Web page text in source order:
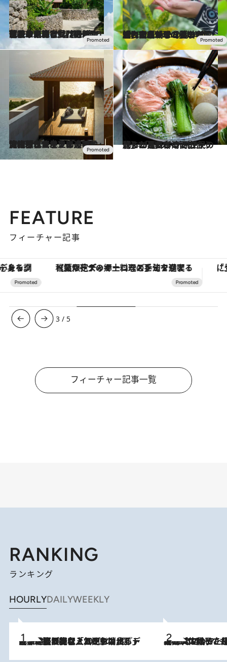
2025.2.22
《続きを読む》【内田也哉子さんの“センス・オブ・ワンダー”な旅】島の暮らしに育まれた伝統文化を未来へと受け継ぐ【星のや竹富島】の新たな取り組み
旅＆お出かけ 2025.2.15
【内田也哉子さんの“センス・オブ・ワンダー”な旅】全長1kmの海岸線に沿って広がる【星のや沖縄】で、琉球の美学と「うとぅいむち」の心に触れる
旅＆お出かけ
2025.2.15
【内田也哉子さんの“センス・オブ・ワンダー”な旅】「グスクウォール」に守られた地上の楽園で、暮らすように過ごす沖縄ラグジュアリーの最高峰
旅＆お出かけ 2024.6.2
【まだ見ぬ台湾に出合う旅】 「星のやグーグァン」からたどる 原住民の暮らしと日本の面影
旅＆お出かけ
FEATURE
フィーチャー記事
【夏限定ディナーコース】旬を迎える稚鮎や花ズッキーニなどをイタリア・トスカーナの郷土料理の手法で満喫！
3 / 5
フィーチャー記事一覧
RANKING
ランキング
HOURLYDAILYWEEKLY
2026.8.5
【なぜ吉沢亮は「気配を消せる」のか？】興行収入208億の『国宝』を経て挑むミュージカル『ディア・エヴァン・ハンセン』。トップ俳優が舞台上でさらけ出した“孤独”とは 2026.8.5
【阿川佐和子さんの年とる力】なぜ70代で始めた趣味は“こんなに楽しい”のか？ ピアノ、俳句…スランプに陥っても続けられる“ある秘訣”とは